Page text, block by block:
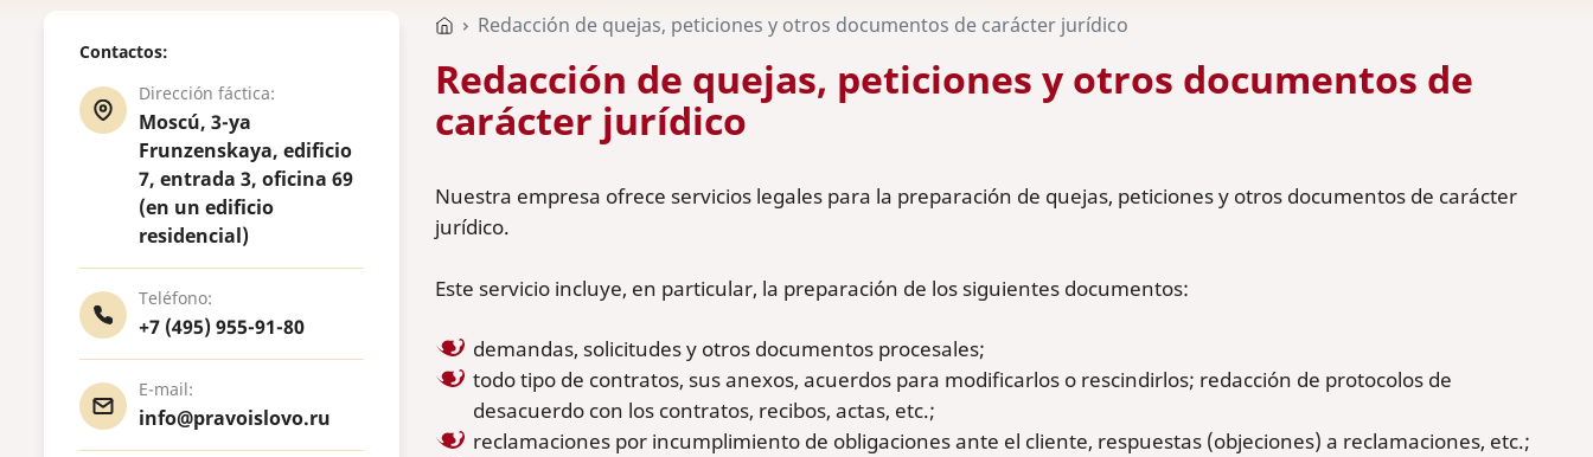
Contactos:
Dirección fáctica:
Moscú, 3-ya
Frunzenskaya, edificio
7, entrada 3, oficina 69
(en un edificio
residencial)
Teléfono:
+7 (495) 955-91-80
E-mail:
info@pravoislovo.ru
Redacción de quejas, peticiones y otros documentos de carácter jurídico
Redacción de quejas, peticiones y otros documentos de
carácter jurídico
Nuestra empresa ofrece servicios legales para la preparación de quejas, peticiones y otros documentos de carácter
jurídico.
Este servicio incluye, en particular, la preparación de los siguientes documentos:
demandas, solicitudes y otros documentos procesales;
todo tipo de contratos, sus anexos, acuerdos para modificarlos o rescindirlos; redacción de protocolos de
desacuerdo con los contratos, recibos, actas, etc.;
reclamaciones por incumplimiento de obligaciones ante el cliente, respuestas (objeciones) a reclamaciones, etc.;